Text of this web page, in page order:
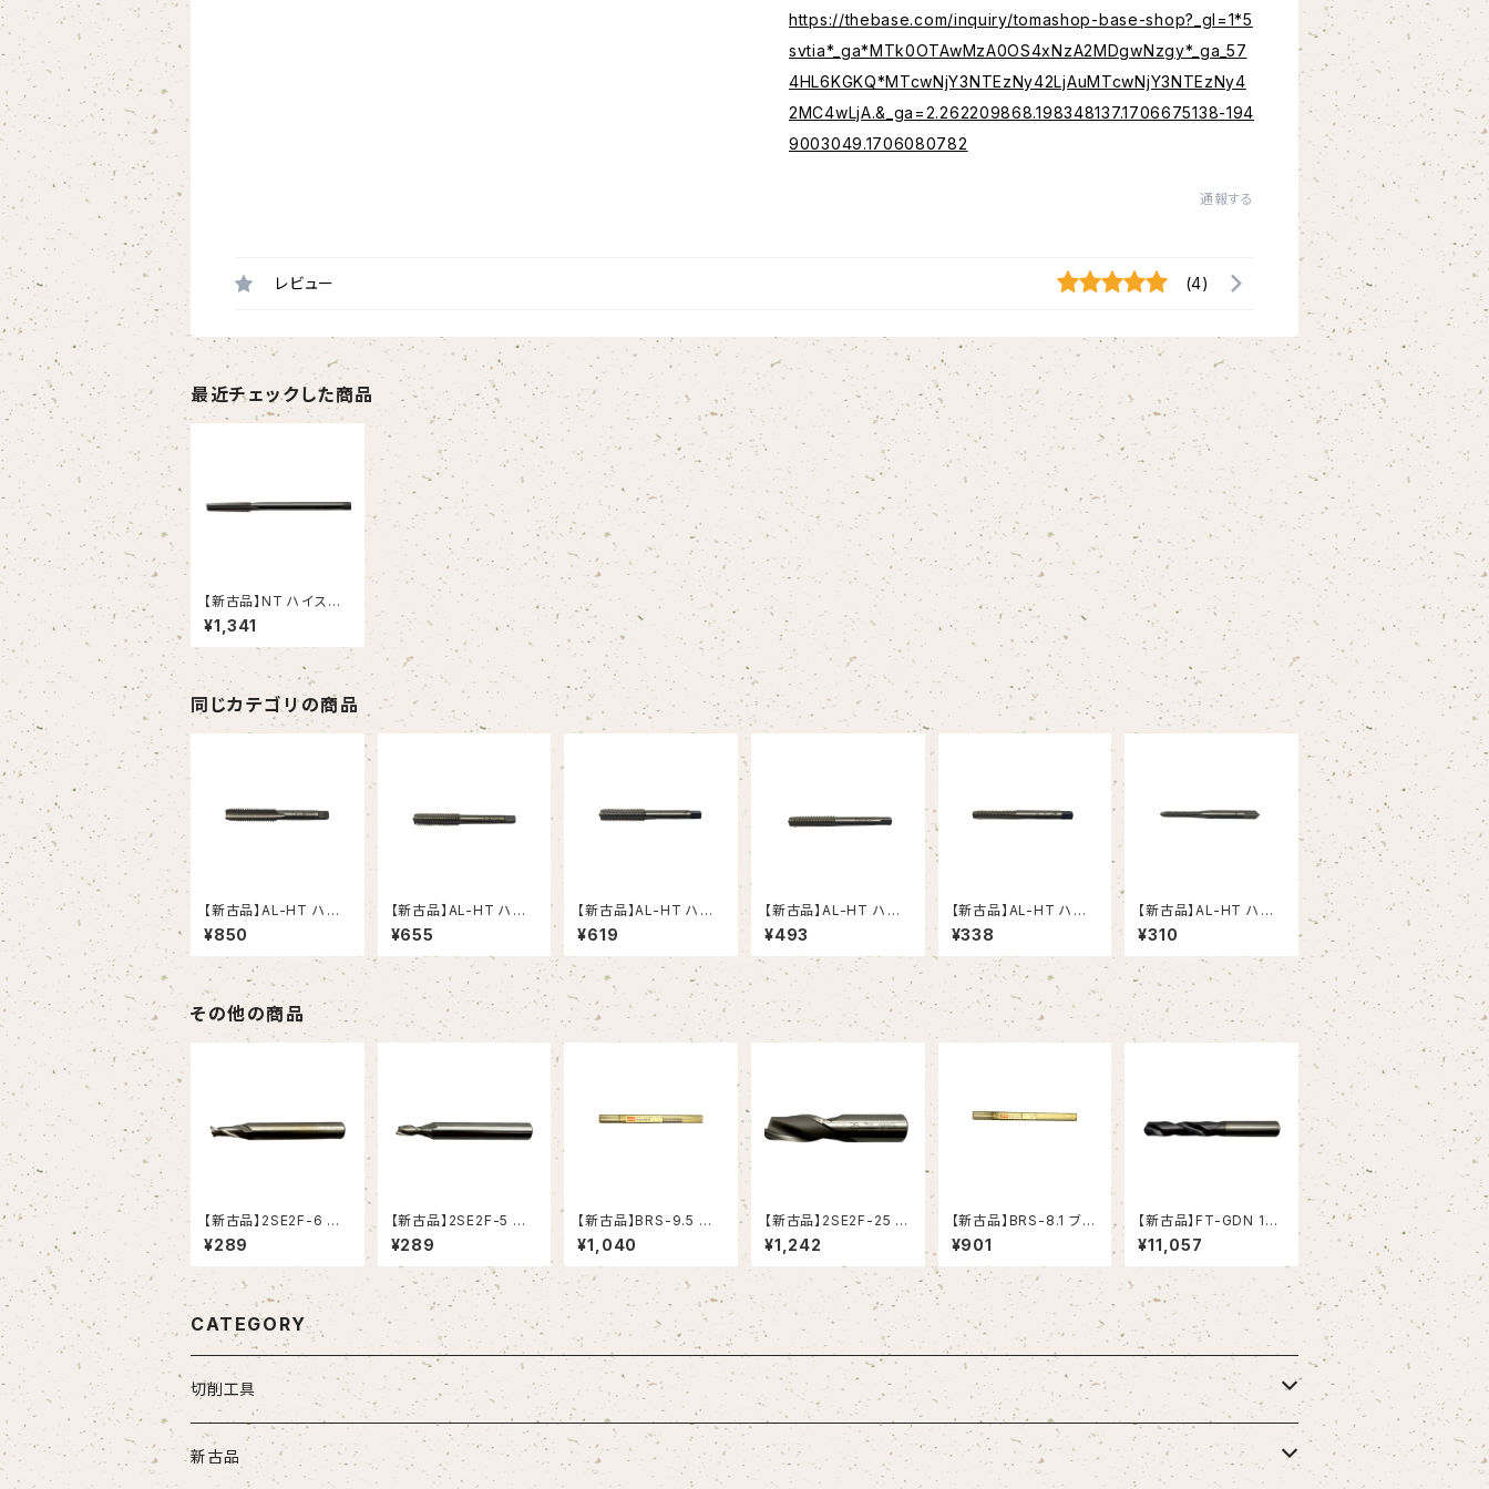
https://thebase.com/inquiry/tomashop-base-shop?_gl=1*5
svtia*_ga*MTk0OTAwMzA0OS4xNzA2MDgwNzgy*_ga_57
4HL6KGKQ*MTcwNjY3NTEzNy42LjAuMTcwNjY3NTEzNy4
2MC4wLjA.&_ga=2.262209868.198348137.1706675138-194
9003049.1706080782
通報する
レビュー (4)
最近チェックした商品
【新古品】NT ハイスナ
ットタップ M8X1.25
（OSG）
¥1,341
同じカテゴリの商品
【新古品】AL-HT ハン
ドタップ Ｍ12X1.75 ア
ルミニウム合金用（OS
G）
¥850
【新古品】AL-HT ハン
ドタップ Ｍ10X1.5 アル
ミニウム合金用（OSG）
¥655
【新古品】AL-HT ハン
ドタップ Ｍ10X1.25 ア
ルミニウム合金用（OS
¥619
【新古品】AL-HT ハン
ドタップ Ｍ8X1.25 アル
ミニウム合金用（OSG）
¥493
【新古品】AL-HT ハン
ドタップ Ｍ6X1 アルミ
ニウム合金用（OSG）
¥338
【新古品】AL-HT ハン
ドタップ Ｍ4X0.7 アル
ミニウム合金用（OSG）
¥310
その他の商品
【新古品】2SE2F-6 ハ
イスエンドミル (YG-1)
¥289
【新古品】2SE2F-5 ハ
イスエンドミル (YG-1)
¥289
【新古品】BRS-9.5 ブ
ローチリーマ ストレート
シャンク（日研工作所）
¥1,040
【新古品】2SE2F-25 ハ
イスエンドミル(YG-1)
¥1,242
【新古品】BRS-8.1 ブロ
ーチリーマ ストレートシ
ャンク（日研工作所）
¥901
【新古品】FT-GDN 18.
5 超硬ドリル (OSG)
¥11,057
CATEGORY
切削工具
ドリル
新古品